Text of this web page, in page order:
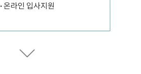
· 온라인 입사지원